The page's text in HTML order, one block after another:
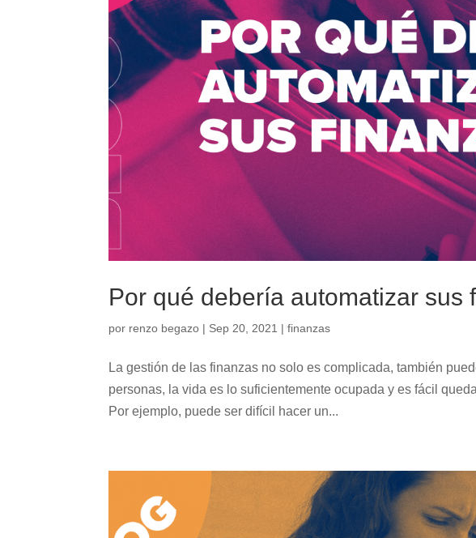
Por qué debería automatizar sus
por renzo begazo | Sep 20, 2021 |finanzas
La gestión de las finanzas no solo es complicada, también
personas, la vida es lo suficientemente ocupada y es fácil
Por ejemplo, puede ser difícil hacer un...